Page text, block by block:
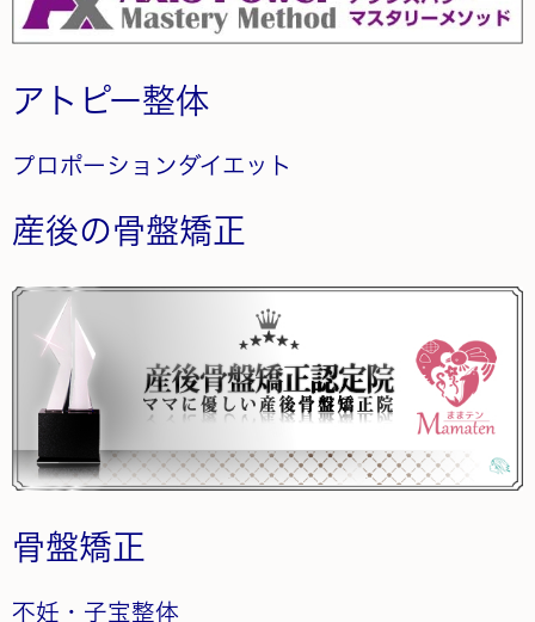
アトピー整体
プロポーションダイエット
産後の骨盤矯正
骨盤矯正
不妊・子宝整体